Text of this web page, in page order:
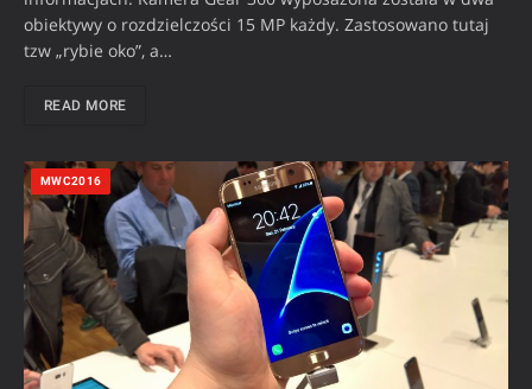
obiektywy o rozdzielczości 15 MP każdy. Zastosowano tutaj
tzw „rybie oko”, a…
READ MORE
MWC2016